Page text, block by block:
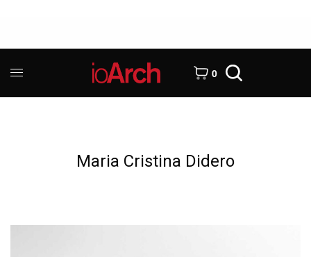
0
Maria Cristina Didero